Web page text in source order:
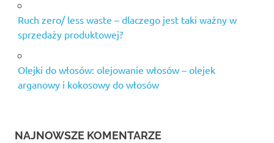
Ruch zero/ less waste – dlaczego jest taki ważny w
sprzedaży produktowej?
Olejki do włosów: olejowanie włosów – olejek
arganowy i kokosowy do włosów
NAJNOWSZE KOMENTARZE